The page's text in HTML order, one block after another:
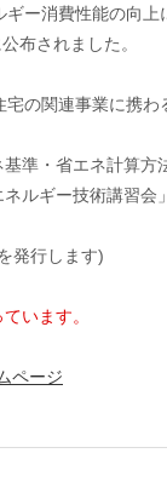
ー消費性能の向
布されました。
の関連事業に携わ
準・省エネ計算
ルギー技術講習
発行します)
います。
ページ